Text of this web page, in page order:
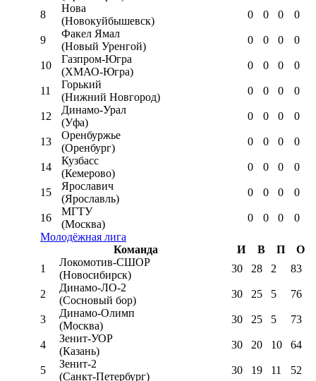
8
Нова
(Новокуйбышевск)
0 0 0 0
9
Факел Ямал
(Новый Уренгой)
0 0 0 0
10
Газпром-Югра
(ХМАО-Югра)
0 0 0 0
11
Горький
(Нижний Новгород)
0 0 0 0
12
Динамо-Урал
(Уфа)
0 0 0 0
13
Оренбуржье
(Оренбург)
0 0 0 0
14
Кузбасс
(Кемерово)
0 0 0 0
15
Ярославич
(Ярославль)
0 0 0 0
16
МГТУ
(Москва)
0 0 0
0
Молодёжная лига
Команда
И В П
О
1
Локомотив-CШОР
(Новосибирск)
30 28 2 83
2
Динамо-ЛО-2
(Сосновый бор)
30 25 5 76
3
Динамо-Олимп
(Москва)
30 25 5 73
4
Зенит-УОР
(Казань)
30 20 10 64
5
Зенит-2
(Санкт-Петербург)
30 19 11 52